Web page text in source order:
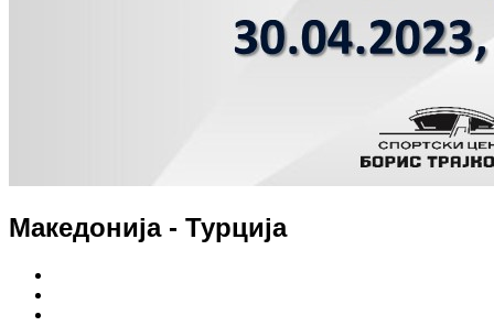
Македонија - Турција